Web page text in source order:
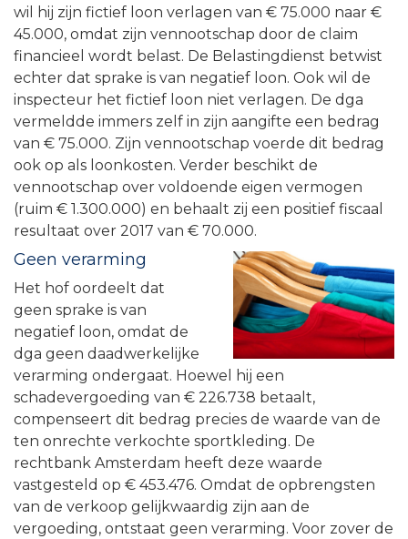
wil hij zijn fictief loon verlagen van € 75.000 naar €
45.000, omdat zijn vennootschap door de claim
financieel wordt belast. De Belastingdienst betwist
echter dat sprake is van negatief loon. Ook wil de
inspecteur het fictief loon niet verlagen. De dga
vermeldde immers zelf in zijn aangifte een bedrag
van € 75.000. Zijn vennootschap voerde dit bedrag
ook op als loonkosten. Verder beschikt de
vennootschap over voldoende eigen vermogen
(ruim € 1.300.000) en behaalt zij een positief fiscaal
resultaat over 2017 van € 70.000.
Geen verarming
Het hof oordeelt dat
geen sprake is van
negatief loon, omdat de
dga geen daadwerkelijke
verarming ondergaat. Hoewel hij een
schadevergoeding van € 226.738 betaalt,
compenseert dit bedrag precies de waarde van de
ten onrechte verkochte sportkleding. De
rechtbank Amsterdam heeft deze waarde
vastgesteld op € 453.476. Omdat de opbrengsten
van de verkoop gelijkwaardig zijn aan de
vergoeding, ontstaat geen verarming. Voor zover de